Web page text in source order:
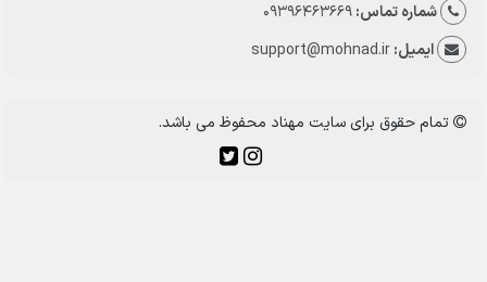
شماره تماس:09396463669
ایمیل:support@mohnad.ir
تمام حقوق برای سایت مهناد محفوظ می باشد.